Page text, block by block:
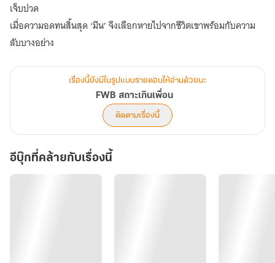
เจ็บปวด
เมื่อความอดทนสิ้นสุด ‘มีน’ จึงเลือกหายไปจากชีวิตเขาพร้อมกับความ
ลับบางอย่าง
เรื่องนี้ยังมีในรูปแบบรายตอนให้อ่านด้วยนะ
FWB สถาะเกินเพื่อน
ติดตามเรื่องนี้
อีบุ๊กที่คล้ายกับเรื่องนี้